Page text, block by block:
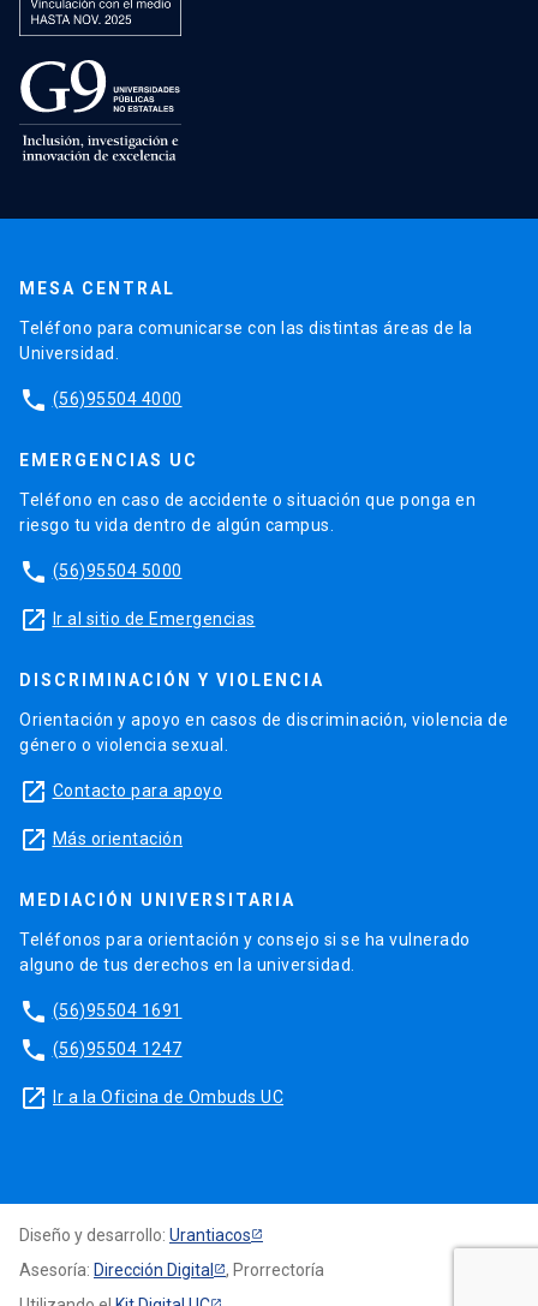
MESA CENTRAL
Teléfono para comunicarse con las distintas áreas de la
Universidad.
phone (56)95504 4000
EMERGENCIAS UC
Teléfono en caso de accidente o situación que ponga en
riesgo tu vida dentro de algún campus.
phone (56)95504 5000
launch Ir al sitio de Emergencias
DISCRIMINACIÓN Y VIOLENCIA
Orientación y apoyo en casos de discriminación, violencia de
género o violencia sexual.
launch Contacto para apoyo
launch Más orientación
MEDIACIÓN UNIVERSITARIA
Teléfonos para orientación y consejo si se ha vulnerado
alguno de tus derechos en la universidad.
phone (56)95504 1691
phone (56)95504 1247
launch Ir a la Oficina de Ombuds UC
Diseño y desarrollo: Urantiacos
Asesoría: Dirección Digital
, Prorrectoría